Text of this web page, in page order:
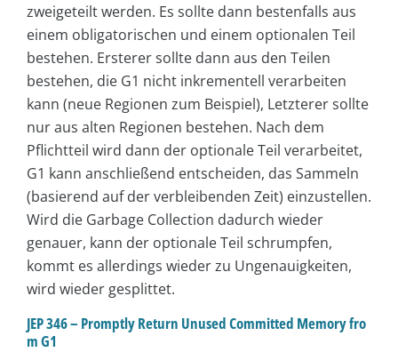
zweigeteilt werden. Es sollte dann bestenfalls aus
einem obligatorischen und einem optionalen Teil
bestehen. Ersterer sollte dann aus den Teilen
bestehen, die G1 nicht inkrementell verarbeiten
kann (neue Regionen zum Beispiel), Letzterer sollte
nur aus alten Regionen bestehen. Nach dem
Pflichtteil wird dann der optionale Teil verarbeitet,
G1 kann anschließend entscheiden, das Sammeln
(basierend auf der verbleibenden Zeit) einzustellen.
Wird die Garbage Collection dadurch wieder
genauer, kann der optionale Teil schrumpfen,
kommt es allerdings wieder zu Ungenauigkeiten,
wird wieder gesplittet.
JEP 346 – Promptly Return Unused Committed Memory fro
m G1